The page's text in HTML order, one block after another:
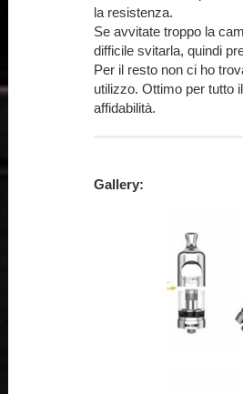
la resistenza.
Se avvitate troppo la
difficile svitarla, quindi
Per il resto non ci ho
utilizzo. Ottimo per tutto
affidabilità.
Gallery: